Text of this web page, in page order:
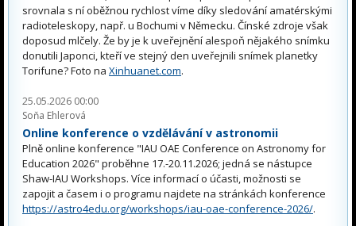
srovnala s ní oběžnou rychlost víme díky sledování amatérskými
radioteleskopy, např. u Bochumi v Německu. Čínské zdroje však
doposud mlčely. Že by je k uveřejnění alespoň nějakého snímku
donutili Japonci, kteří ve stejný den uveřejnili snímek planetky
Torifune? Foto na Xinhuanet.com.
25.05.2026 00:00
Soňa Ehlerová
Online konference o vzdělávání v astronomii
Plně online konference "IAU OAE Conference on Astronomy for
Education 2026" proběhne 17.-20.11.2026; jedná se nástupce
Shaw-IAU Workshops. Více informací o účasti, možnosti se
zapojit a časem i o programu najdete na stránkách konference
https://astro4edu.org/workshops/iau-oae-conference-2026/.